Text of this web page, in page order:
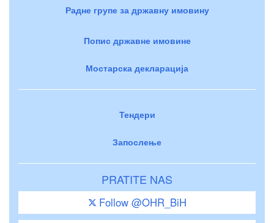
Радне групе за државну имовину
Попис државне имовине
Мостарска декларација
Тендери
Запослење
PRATITE NAS
Follow @OHR_BiH